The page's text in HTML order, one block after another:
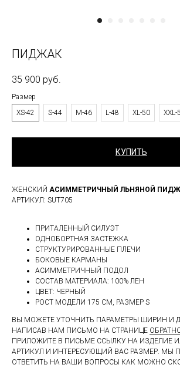
ПИДЖАК
35 900 руб.
Размер
XS-42
S-44 M-46 L-48 XL-50 XXL-
КУПИТЬ
ЖЕНСКИЙ АСИММЕТРИЧНЫЙ ЛЬНЯНОЙ
АРТИКУЛ: SUT705
ПРИТАЛЕННЫЙ СИЛУЭТ
ОДНОБОРТНАЯ ЗАСТЕЖКА
СТРУКТУРИРОВАННЫЕ ПЛЕЧИ
БОКОВЫЕ КАРМАНЫ
АСИММЕТРИЧНЫЙ ПОДОЛ
СОСТАВ МАТЕРИАЛА: 100% ЛЕН
ЦВЕТ: ЧЕРНЫЙ
РОСТ МОДЕЛИ 175 СМ, РАЗМЕР S
ВЫ МОЖЕТЕ УТОЧНИТЬ ПАРАМЕТРЫ ШИРИН И
НАПИСАВ НАМ ПИСЬМО НА СТРАНИЦЕ
ПРИЛОЖИТЕ В ПИСЬМЕ ССЫЛКУ НА ИЗДЕЛИЕ
АРТИКУЛ И ИНТЕРЕСУЮЩИЙ ВАС РАЗМЕР. МЫ
ОТВЕТИТЬ НА ВАШИ ВОПРОСЫ КАК МОЖНО